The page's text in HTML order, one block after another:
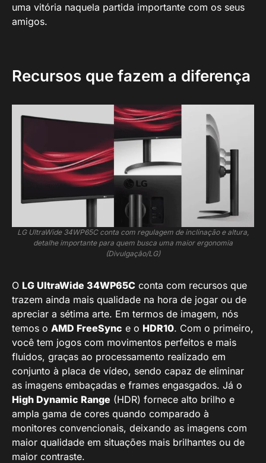
uma vitória naquela partida importante com os seus
amigos.
Recursos que fazem a diferença
LG UltraWide 34WP65C conta com regulagem de inclinação e altura,
detalhe importante para quem busca uma maior ergonomia
(Divulgação/LG)
O LG UltraWide 34WP65C conta com recursos que
trazem ainda mais qualidade na hora de jogar ou de
apreciar a sétima arte. Em termos de imagem, nós
temos o AMD FreeSync e o HDR10. Com o primeiro,
você tem jogos com movimentos perfeitos e mais
fluidos, graças ao processamento realizado em
conjunto à placa de vídeo, sendo capaz de eliminar
as imagens embaçadas e frames engasgados. Já o
High Dynamic Range (HDR) fornece alto brilho e
ampla gama de cores quando comparado à
monitores convencionais, deixando as imagens com
maior qualidade em situações mais brilhantes ou de
maior contraste.